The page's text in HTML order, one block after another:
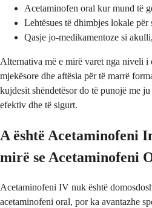
Acetaminofen oral kur mund të
Lehtësues të dhimbjes lokale për
Qasje jo-medikamentoze si
Alternativa më e mirë varet nga niveli i
mjekësore dhe aftësia për të marrë
kujdesit shëndetësor do të punojë me
efektiv dhe të sigurt.
A është Acetaminofeni
mirë se Acetaminofeni
Acetaminofeni IV nuk është
acetaminofeni oral, por ka avantazhe